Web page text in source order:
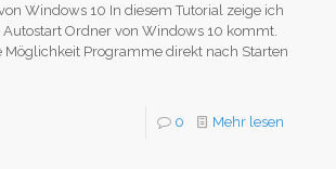
Windows 10 In diesem Tutorial zeige ich
Ordner von Windows 10 kommt.
Möglichkeit Programme direkt nach Starten
0 Mehr lesen